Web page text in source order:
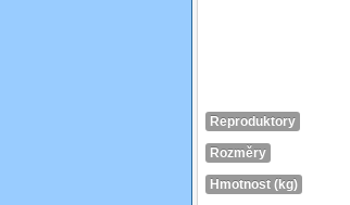
Reproduktory
Rozměry
Hmotnost (kg)